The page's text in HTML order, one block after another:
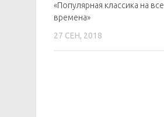
«Популярная классика на все
времена»
27 СЕН, 2018